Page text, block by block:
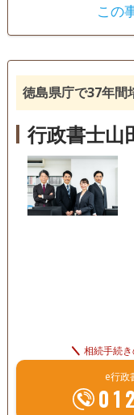
格を多数取得。豊
書士5名、土地家屋
お悩みに寄り添います。 相続のトラブルを抱える人
贈与・相続や遺言の
いよう、初回の相談
けてじっくり安心して話ができ
ださい。 （本店）兵庫県神戸市中央区脇浜町３丁目７番１５
号
相続人調査
電話相談可 訪問可
18時以降相談可 オ
この
徳島県庁で37年間
行政書士山
相続手続
e行政